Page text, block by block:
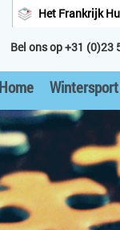
Het Frankrijk
Bel ons op +31 (0)23
Home